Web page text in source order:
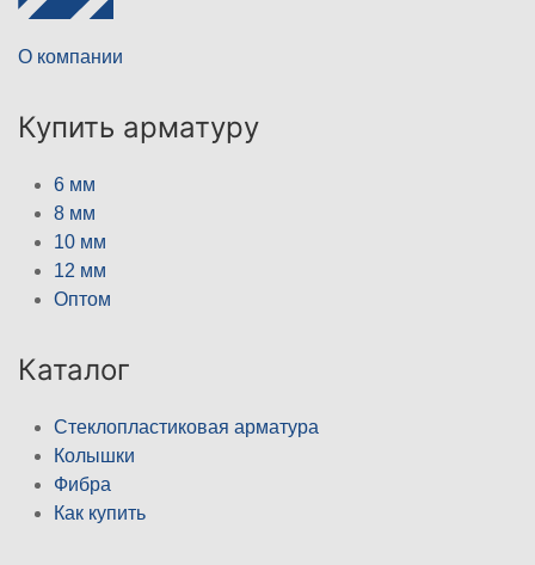
О компании
Купить арматуру
6 мм
8 мм
10 мм
12 мм
Оптом
Каталог
Стеклопластиковая арматура
Колышки
Фибра
Как купить